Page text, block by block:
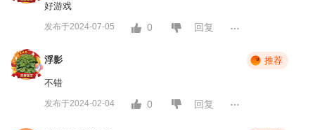
好游戏
发布于2024-07-05 0 回复
浮影 推荐
不错
发布于2024-02-04 0 回复